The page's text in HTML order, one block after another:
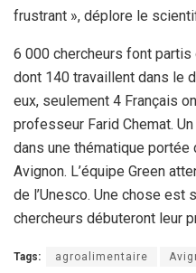
frustrant », déplore le
6 000 chercheurs font
dont 140 travaillent dans le
eux, seulement 4 Français
professeur Farid Chemat.
dans une thématique
Avignon. L’équipe Green
de l’Unesco. Une chose est
chercheurs débuteront leur
Tags: agroalimentaire